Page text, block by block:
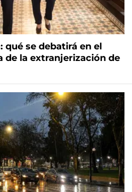
qué se debatirá en el
de la extranjerización de